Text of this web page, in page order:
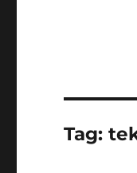
Tag: